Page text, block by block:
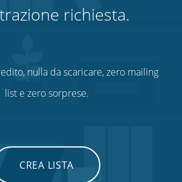
richiesta.
nulla da scaricare, zero mailing
list e zero sorprese.
CREA LISTA